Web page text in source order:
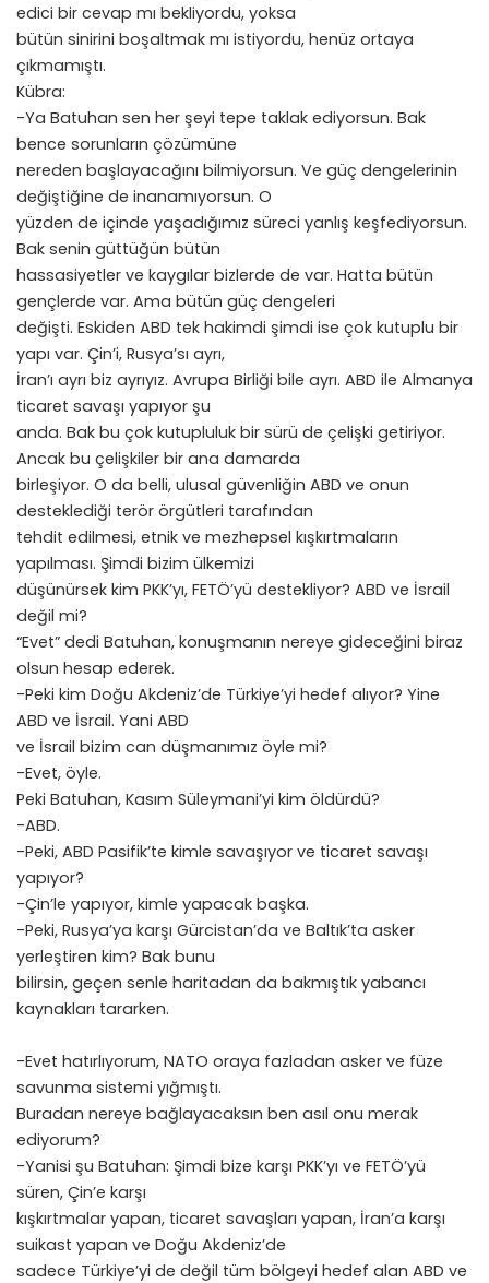
edici bir cevap mı bekliyordu, yoksa
bütün sinirini boşaltmak mı istiyordu, henüz ortaya
çıkmamıştı.
Kübra:
-Ya Batuhan sen her şeyi tepe taklak ediyorsun. Bak
bence sorunların çözümüne
nereden başlayacağını bilmiyorsun. Ve güç dengelerinin
değiştiğine de inanamıyorsun. O
yüzden de içinde yaşadığımız süreci yanlış keşfediyorsun.
Bak senin güttüğün bütün
hassasiyetler ve kaygılar bizlerde de var. Hatta bütün
gençlerde var. Ama bütün güç dengeleri
değişti. Eskiden ABD tek hakimdi şimdi ise çok kutuplu bir
yapı var. Çin’i, Rusya’sı ayrı,
İran’ı ayrı biz ayrıyız. Avrupa Birliği bile ayrı. ABD ile Almanya
ticaret savaşı yapıyor şu
anda. Bak bu çok kutupluluk bir sürü de çelişki getiriyor.
Ancak bu çelişkiler bir ana damarda
birleşiyor. O da belli, ulusal güvenliğin ABD ve onun
desteklediği terör örgütleri tarafından
tehdit edilmesi, etnik ve mezhepsel kışkırtmaların
yapılması. Şimdi bizim ülkemizi
düşünürsek kim PKK’yı, FETÖ’yü destekliyor? ABD ve İsrail
değil mi?
“Evet” dedi Batuhan, konuşmanın nereye gideceğini biraz
olsun hesap ederek.
-Peki kim Doğu Akdeniz’de Türkiye’yi hedef alıyor? Yine
ABD ve İsrail. Yani ABD
ve İsrail bizim can düşmanımız öyle mi?
-Evet, öyle.
Peki Batuhan, Kasım Süleymani’yi kim öldürdü?
-ABD.
-Peki, ABD Pasifik’te kimle savaşıyor ve ticaret savaşı
yapıyor?
-Çin’le yapıyor, kimle yapacak başka.
-Peki, Rusya’ya karşı Gürcistan’da ve Baltık’ta asker
yerleştiren kim? Bak bunu
bilirsin, geçen senle haritadan da bakmıştık yabancı
kaynakları tararken.
-Evet hatırlıyorum, NATO oraya fazladan asker ve füze
savunma sistemi yığmıştı.
Buradan nereye bağlayacaksın ben asıl onu merak
ediyorum?
-Yanisi şu Batuhan: Şimdi bize karşı PKK’yı ve FETÖ’yü
süren, Çin’e karşı
kışkırtmalar yapan, ticaret savaşları yapan, İran’a karşı
suikast yapan ve Doğu Akdeniz’de
sadece Türkiye’yi de değil tüm bölgeyi hedef alan ABD ve